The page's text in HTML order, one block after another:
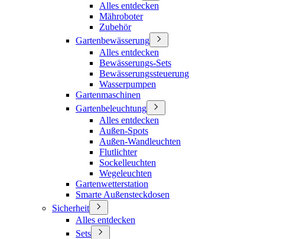
Alles entdecken
Mähroboter
Zubehör
Gartenbewässerung
Alles entdecken
Bewässerungs-Sets
Bewässerungssteuerung
Wasserpumpen
Gartenmaschinen
Gartenbeleuchtung
Alles entdecken
Außen-Spots
Außen-Wandleuchten
Flutlichter
Sockelleuchten
Wegeleuchten
Gartenwetterstation
Smarte Außensteckdosen
Sicherheit
Alles entdecken
Sets